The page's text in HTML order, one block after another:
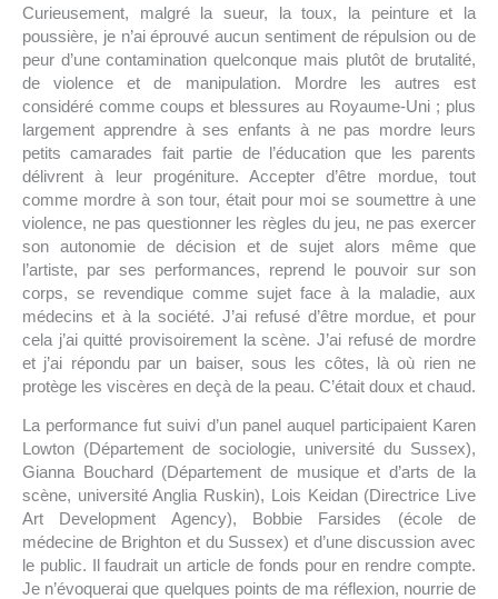
Curieusement, malgré la sueur, la toux, la peinture et la
poussière, je n’ai éprouvé aucun sentiment de répulsion ou de
peur d’une contamination quelconque mais plutôt de brutalité,
de violence et de manipulation. Mordre les autres est
considéré comme coups et blessures au Royaume-Uni ; plus
largement apprendre à ses enfants à ne pas mordre leurs
petits camarades fait partie de l’éducation que les parents
délivrent à leur progéniture. Accepter d’être mordue, tout
comme mordre à son tour, était pour moi se soumettre à une
violence, ne pas questionner les règles du jeu, ne pas exercer
son autonomie de décision et de sujet alors même que
l’artiste, par ses performances, reprend le pouvoir sur son
corps, se revendique comme sujet face à la maladie, aux
médecins et à la société. J’ai refusé d’être mordue, et pour
cela j’ai quitté provisoirement la scène. J’ai refusé de mordre
et j’ai répondu par un baiser, sous les côtes, là où rien ne
protège les viscères en deçà de la peau. C’était doux et chaud.
La performance fut suivi d’un panel auquel participaient Karen
Lowton (Département de sociologie, université du Sussex),
Gianna Bouchard (Département de musique et d’arts de la
scène, université Anglia Ruskin), Lois Keidan (Directrice Live
Art Development Agency), Bobbie Farsides (école de
médecine de Brighton et du Sussex) et d’une discussion avec
le public. Il faudrait un article de fonds pour en rendre compte.
Je n’évoquerai que quelques points de ma réflexion, nourrie de